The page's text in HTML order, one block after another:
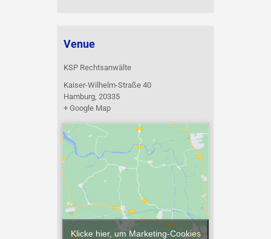
Venue
KSP Rechtsanwälte
Kaiser-Wilhelm-Straße 40
Hamburg 20335
+ Google Map
Klicke hier, um Marketing-Cookies